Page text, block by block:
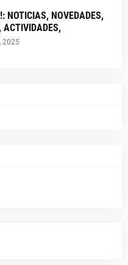
NOTICIAS, NOVEDADES,
ACTIVIDADES,
2025